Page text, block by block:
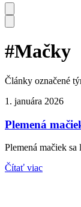
#Mačky
Články označené
1. januára 2026
Plemená
Plemená mačiek
Čítať viac